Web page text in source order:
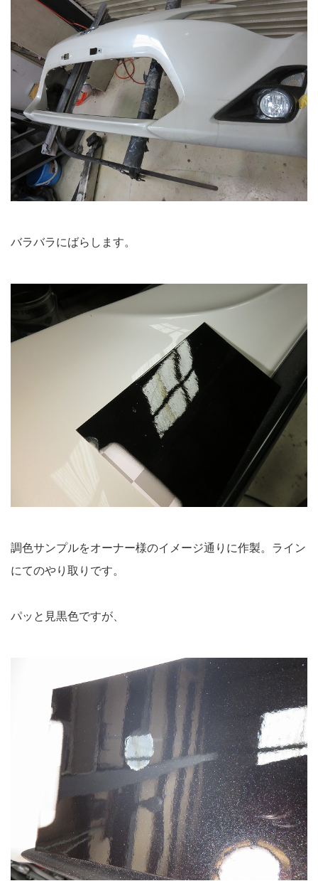
バラバラにばらします。
調色サンプルをオーナー様のイメージ通りに作製。ライン
にてのやり取りです。
パッと見黒色ですが、